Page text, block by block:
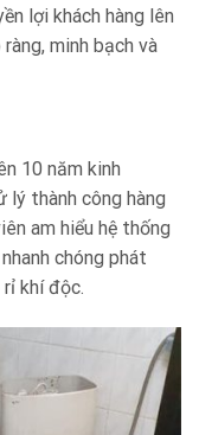
lợi khách hàng lên
minh bạch và
10 năm kinh
lý thành công hàng
am hiểu hệ thống
chóng phát
khí độc.